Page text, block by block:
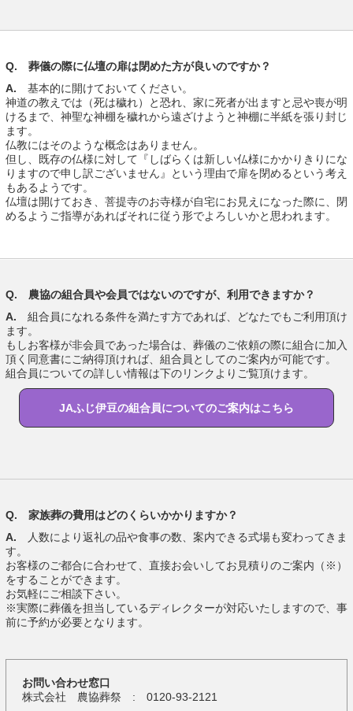
Q. 葬儀の際に仏壇の扉は閉めた方が良いのですか？
A. 基本的に開けておいてください。
神道の教えでは（死は穢れ）と恐れ、家に死者が出ますと忌や喪が明
けるまで、神聖な神棚を穢れから遠ざけようと神棚に半紙を張り封じ
ます。
仏教にはそのような概念はありません。
但し、既存の仏様に対して『しばらくは新しい仏様にかかりきりにな
りますので申し訳ございません』という理由で扉を閉めるという考え
もあるようです。
仏壇は開けておき、菩提寺のお寺様が自宅にお見えになった際に、閉
めるようご指導があればそれに従う形でよろしいかと思われます。
Q. 農協の組合員や会員ではないのですが、利用できますか？
A. 組合員になれる条件を満たす方であれば、どなたでもご利用頂け
ます。
もしお客様が非会員であった場合は、葬儀のご依頼の際に組合に加入
頂く同意書にご納得頂ければ、組合員としてのご案内が可能です。
組合員についての詳しい情報は下のリンクよりご覧頂けます。
JAふじ伊豆の組合員についてのご案内はこちら
Q. 家族葬の費用はどのくらいかかりますか？
A.
人数により返礼の品や食事の数、案内できる式場も変わってきま
す。
お客様のご都合に合わせて、直接お会いしてお見積りのご案内（※）
をすることができます。
お気軽にご相談下さい。
※実際に葬儀を担当しているディレクターが対応いたしますので、事
前に予約が必要となります。
お問い合わせ窓口
株式会社 農協葬祭 : 0120-93-2121